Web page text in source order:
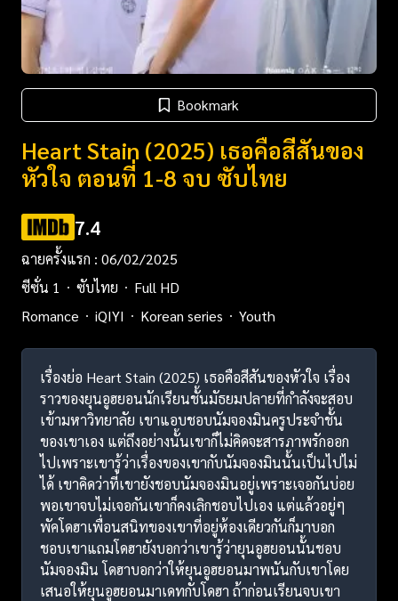
Bookmark
Heart Stain (2025) เธอคือสีสันของ
หัวใจ ตอนที่ 1-8 จบ ซับไทย
7.4
ฉายครั้งแรก : 06/02/2025
ซีซั่น 1
ซับไทย
Full HD
Romance
iQIYI Korean series Youth
เรื่องย่อ Heart Stain (2025) เธอคือสีสันของหัวใจ เรื่อง
ราวของยุนอูฮยอนนักเรียนชั้นมัธยมปลายที่กำลังจะสอบ
เข้ามหาวิทยาลัย เขาแอบชอบนัมจองมินครูประจำชั้น
ของเขาเอง แต่ถึงอย่างนั้นเขาก็ไม่คิดจะสารภาพรักออก
ไปเพราะเขารู้ว่าเรื่องของเขากับนัมจองมินนั้นเป็นไปไม่
ได้ เขาคิดว่าที่เขายังชอบนัมจองมินอยู่เพราะเจอกันบ่อย
พอเขาจบไม่เจอกันเขาก็คงเลิกชอบไปเอง แต่แล้วอยู่ๆ
พัคโดฮาเพื่อนสนิทของเขาที่อยู่ห้องเดียวกันก็มาบอก
ชอบเขาแถมโดฮายังบอกว่าเขารู้ว่ายุนอูฮยอนนั้นชอบ
นัมจองมิน โดฮาบอกว่าให้ยุนอูฮยอนมาพนันกับเขาโดย
เสนอให้ยุนอูฮยอนมาเดทกับโดฮา ถ้าก่อนเรียนจบเขา